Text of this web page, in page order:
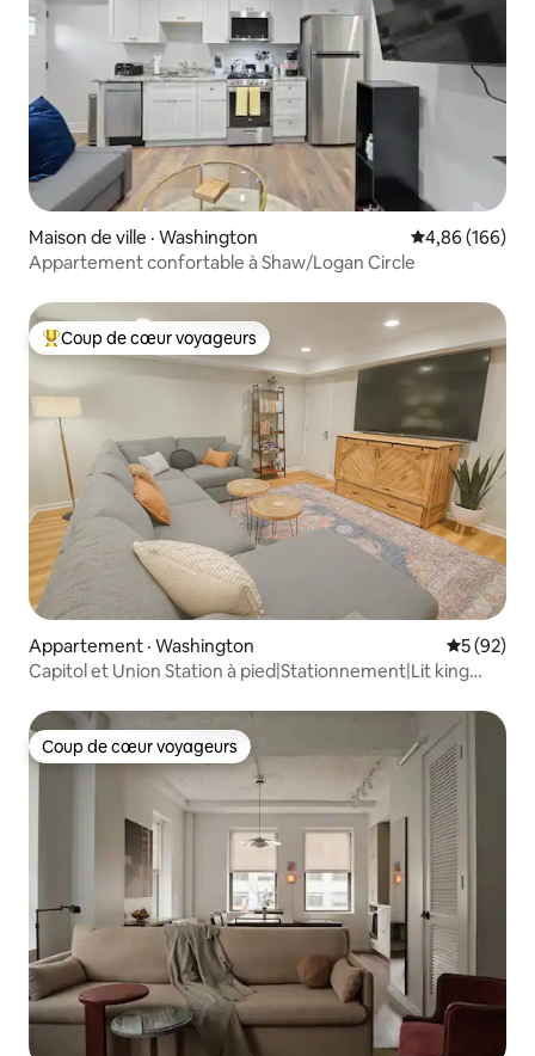
Maison de ville · Washington Note
4,86 (166)
Appartement confortable à Shaw/Logan Circle
Coup de cœur voyageurs parmi les plus aimés
Coup de cœur voyageurs
Appartement · Washington Note
5 (92)
Capitol et Union Station à pied|Stationnement|Lit king
Coup de cœur voyageurs
Coup de cœur voyageurs